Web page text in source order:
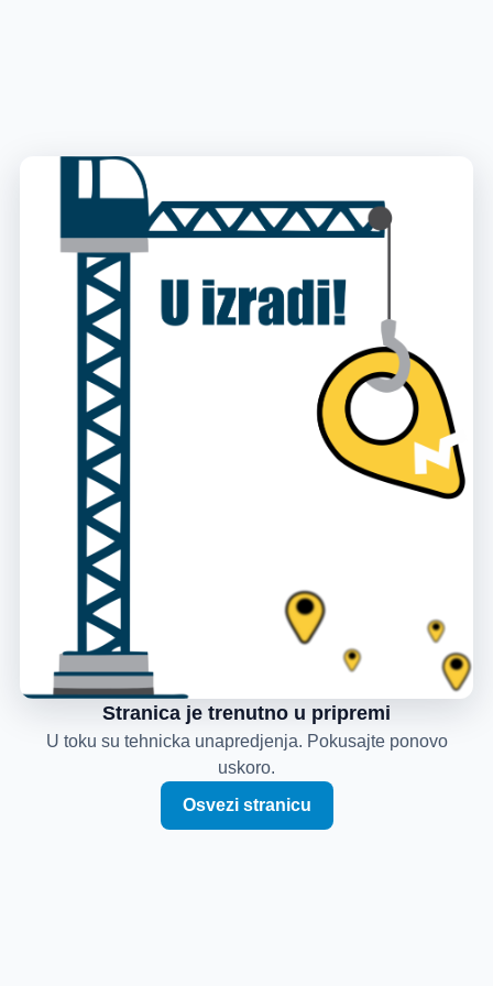
Stranica je trenutno u pripremi
U toku su tehnicka unapredjenja. Pokusajte ponovo
uskoro.
Osvezi stranicu